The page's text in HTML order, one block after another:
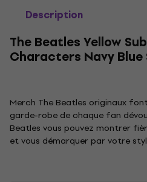
Description
The Beatles Yellow
Characters Navy Blue
Merch The Beatles originaux
garde-robe de chaque fan
Beatles vous pouvez montrer
et vous démarquer par votre